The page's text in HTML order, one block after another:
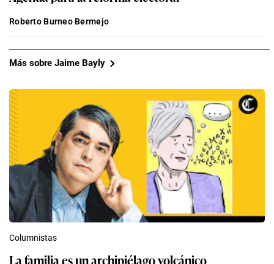
Roberto Burneo Bermejo
Más sobre Jaime Bayly
Columnistas
La familia es un archipiélago volcánico